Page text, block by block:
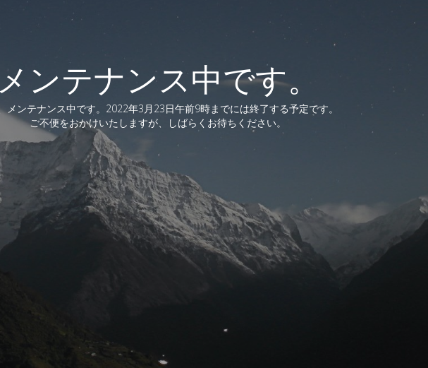
ンテナンス中です。
メンテナンス中です。2022年3月23日午前9時までには終了する予定です。
ご不便をおかけいたしますが、しばらくお待ちください。